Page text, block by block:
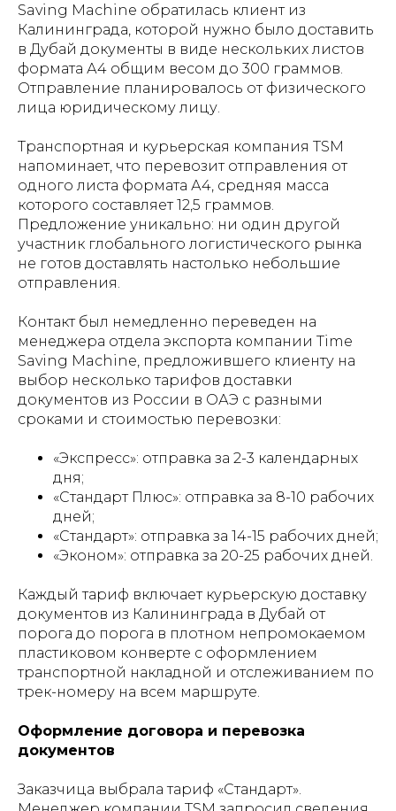
Saving Machine обратилась клиент из
Калининграда, которой нужно было доставить
в Дубай документы в виде нескольких листов
формата А4 общим весом до 300 граммов.
Отправление планировалось от физического
лица юридическому лицу.
Транспортная и курьерская компания TSM
напоминает, что перевозит отправления от
одного листа формата А4, средняя масса
которого составляет 12,5 граммов.
Предложение уникально: ни один другой
участник глобального логистического рынка
не готов доставлять настолько небольшие
отправления.
Контакт был немедленно переведен на
менеджера отдела экспорта компании Time
Saving Machine, предложившего клиенту на
выбор несколько тарифов доставки
документов из России в ОАЭ с разными
сроками и стоимостью перевозки:
«Экспресс»: отправка за 2-3 календарных
дня;
«Стандарт Плюс»: отправка за 8-10 рабочих
дней;
«Стандарт»: отправка за 14-15 рабочих дней;
«Эконом»: отправка за 20-25 рабочих дней.
Каждый тариф включает курьерскую доставку
документов из Калининграда в Дубай от
порога до порога в плотном непромокаемом
пластиковом конверте с оформлением
транспортной накладной и отслеживанием по
трек-номеру на всем маршруте.
Оформление договора и перевозка
документов
Заказчица выбрала тариф «Стандарт».